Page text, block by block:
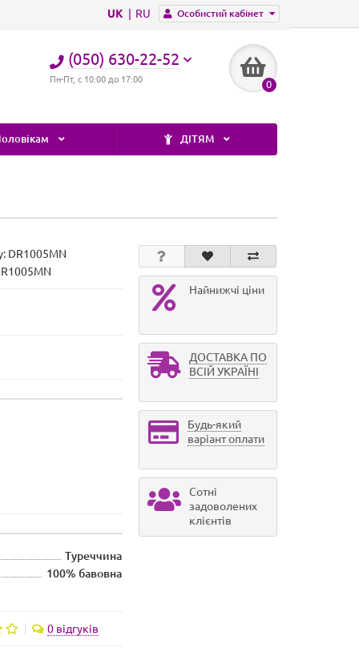
Особистий кабінет
UK RU
(050) 630-22-52
Пн-Пт, с 10:00 до 17:00 0
ДІТЯМ
DR1005MN
Туреччина
100% бавовна
0 відгуків
Найнижчі ціни
ДОСТАВКА ПО
ВСІЙ УКРАЇНІ
Будь-який
варіант оплати
Сотні
задоволених
клієнтів